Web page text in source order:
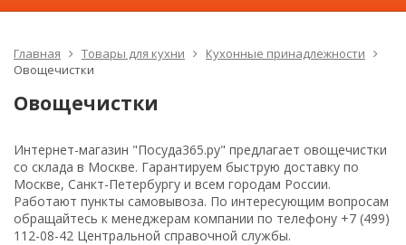
Главная Товары для кухни
Кухонные принадлежности
Овощечистки
Овощечистки
Интернет-магазин "Посуда365.ру" предлагает овощечистки
со склада в Москве. Гарантируем быструю доставку по
Москве, Санкт-Петербургу и всем городам России.
Работают пункты самовывоза. По интересующим вопросам
обращайтесь к менеджерам компании по телефону +7 (499)
112-08-42 Центральной справочной службы.